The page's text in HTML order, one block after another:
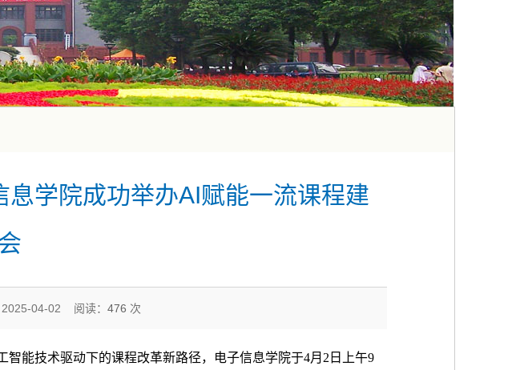
息学院成功举办AI赋能一流课程建
04-02 阅读： 476 次
能技术驱动下的课程改革新路径，电子信息学院于4月 2 日上午9